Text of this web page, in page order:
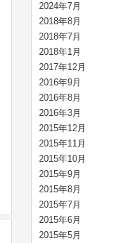
2024年7月
2018年8月
2018年7月
2018年1月
2017年12月
2016年9月
2016年8月
2016年3月
2015年12月
2015年11月
2015年10月
2015年9月
2015年8月
2015年7月
2015年6月
2015年5月